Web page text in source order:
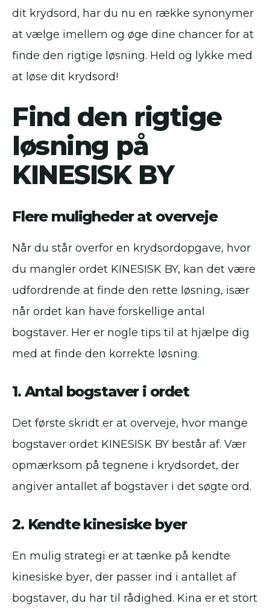
dit krydsord, har du nu en række synonymer
at vælge imellem og øge dine chancer for at
finde den rigtige løsning. Held og lykke med
at løse dit krydsord!
Find den rigtige
løsning på
KINESISK BY
Flere muligheder at overveje
Når du står overfor en krydsordopgave, hvor
du mangler ordet KINESISK BY, kan det være
udfordrende at finde den rette løsning, især
når ordet kan have forskellige antal
bogstaver. Her er nogle tips til at hjælpe dig
med at finde den korrekte løsning.
1. Antal bogstaver i ordet
Det første skridt er at overveje, hvor mange
bogstaver ordet KINESISK BY består af. Vær
opmærksom på tegnene i krydsordet, der
angiver antallet af bogstaver i det søgte ord.
2. Kendte kinesiske byer
En mulig strategi er at tænke på kendte
kinesiske byer, der passer ind i antallet af
bogstaver, du har til rådighed. Kina er et stort